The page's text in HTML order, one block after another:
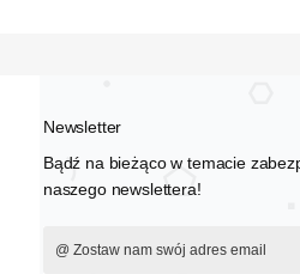
Newsletter
Bądź na bieżąco w temacie
naszego newslettera!